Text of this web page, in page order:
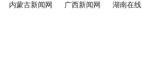
内蒙古新闻网
广西新闻网 湖南在线